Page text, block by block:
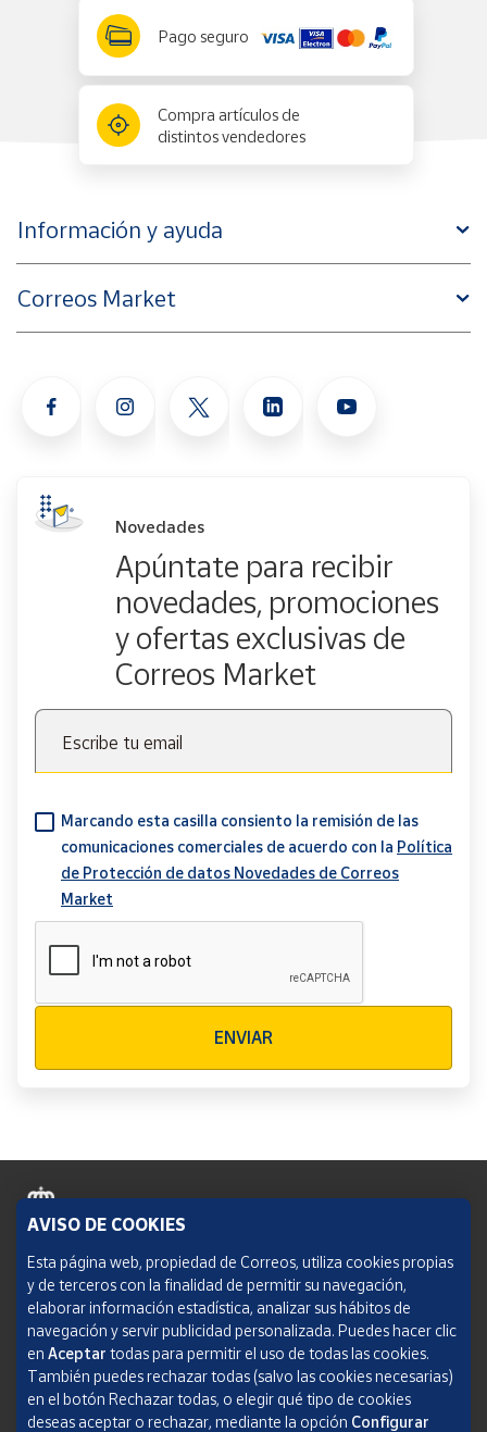
Pago seguro
Compra artículos de
distintos vendedores
Información y ayuda
Correos Market
Novedades
Apúntate para recibir
novedades, promociones
y ofertas exclusivas de
Correos Market
Escribe tu email
Marcando esta casilla consiento la remisión de las
comunicaciones comerciales de acuerdo con la Política
de Protección de datos Novedades de Correos
Market
ENVIAR
Política de cookies
Aviso legal
Condiciones del servicio
Política de Privacidad Web
AVISO DE COOKIES
Esta página web, propiedad de Correos, utiliza cookies propias
y de terceros con la finalidad de permitir su navegación,
elaborar información estadística, analizar sus hábitos de
navegación y servir publicidad personalizada. Puedes hacer clic
en Aceptar todas para permitir el uso de todas las cookies.
También puedes rechazar todas (salvo las cookies necesarias)
en el botón Rechazar todas, o elegir qué tipo de cookies
deseas aceptar o rechazar, mediante la opción Configurar